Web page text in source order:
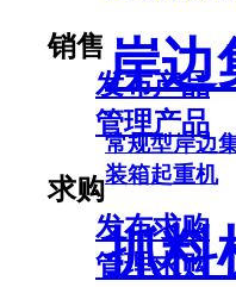
销售
发布产品
管理产品
求购
发布求购
管理求购
岸边
常规型岸边
装箱起重机
抓料